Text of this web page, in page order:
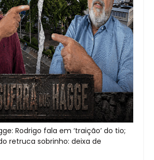
Rodrigo fala em ‘traição’ do tio;
retruca sobrinho: deixa de